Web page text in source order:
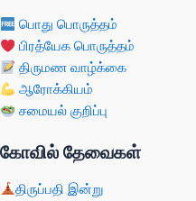
பொது பொருத்தம்
பிரத்யேக பொருத்தம்
திருமண வாழ்க்கை
ஆரோக்கியம்
சமையல் குறிப்பு
கோவில் தேவைகள்
திருப்பதி இன்று